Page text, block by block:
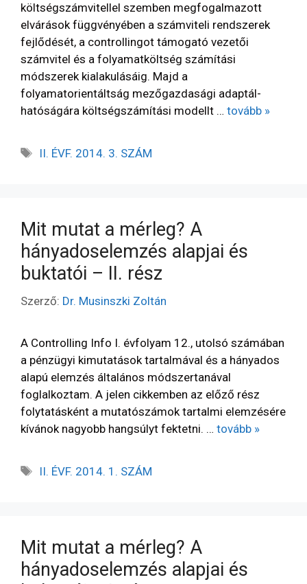
költségszámvitellel szemben megfogalmazott
elvárások függvényében a számviteli rendszerek
fejlődését, a controllingot támogató vezetői
számvitel és a folyamatköltség számítási
módszerek kialakulásáig. Majd a
folyamatorientáltság mezőgazdasági adaptál­
hatóságára költségszámítási modellt … tovább »
II. ÉVF. 2014. 3. SZÁM
Mit mutat a mérleg? A
hányadoselemzés alapjai és
buktatói – II. rész
Szerző: Dr. Musinszki Zoltán
A Controlling Info I. évfolyam 12., utolsó számában
a pénzügyi kimutatások tartalmával és a hányados
alapú elemzés általános módszertanával
foglalkoztam. A jelen cikkemben az előző rész
folytatásként a mutatószámok tartalmi elemzésére
kívánok nagyobb hangsúlyt fektetni. … tovább »
II. ÉVF. 2014. 1. SZÁM
Mit mutat a mérleg? A
hányadoselemzés alapjai és